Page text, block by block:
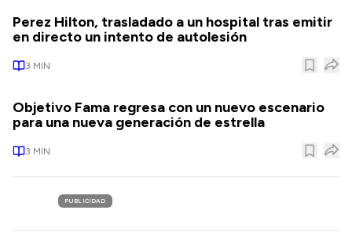
Perez Hilton, trasladado a un hospital tras emitir
en directo un intento de autolesión
3 MIN
Objetivo Fama regresa con un nuevo escenario
para una nueva generación de estrella
3 MIN
PUBLICIDAD